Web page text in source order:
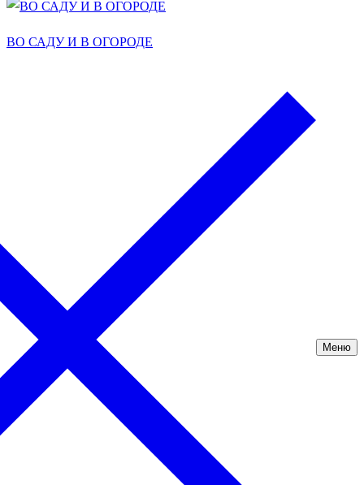
ВО САДУ И В ОГОРОДЕ
Меню